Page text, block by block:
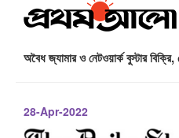
অবৈধ জ্যামার ও নেটওয়ার্ক বুস্টার
28-Apr-2022